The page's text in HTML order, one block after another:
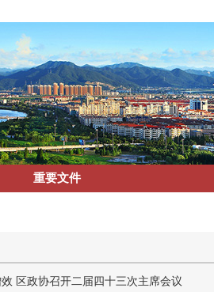
重要文件
区政协召开二届四十三次主席会议